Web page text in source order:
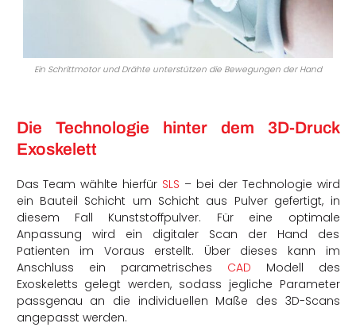
Ein Schrittmotor und Drähte unterstützen die Bewegungen der Hand
Die Technologie hinter dem 3D-Druck
Exoskelett
Das Team wählte hierfür SLS – bei der Technologie wird
ein Bauteil Schicht um Schicht aus Pulver gefertigt, in
diesem Fall Kunststoffpulver. Für eine optimale
Anpassung wird ein digitaler Scan der Hand des
Patienten im Voraus erstellt. Über dieses kann im
Anschluss ein parametrisches CAD Modell des
Exoskeletts gelegt werden, sodass jegliche Parameter
passgenau an die individuellen Maße des 3D-Scans
angepasst werden.